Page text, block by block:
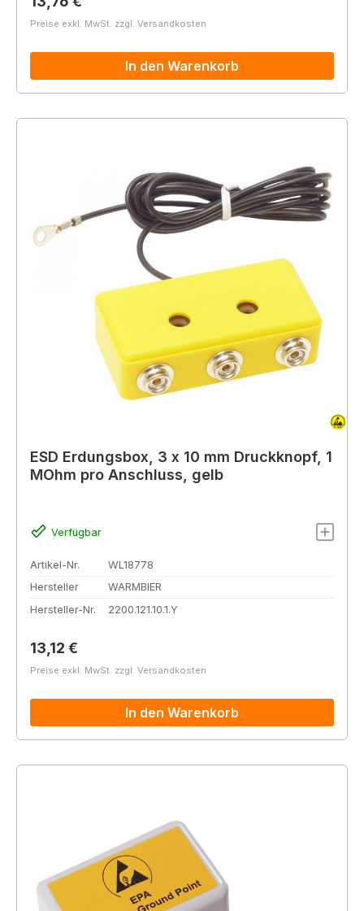
Preise exkl. MwSt. zzgl. Versandkosten
In den Warenkorb
ESD Erdungsbox, 3 x 10 mm Druckknopf, 1
MOhm pro Anschluss, gelb
Verfügbar
Artikel-Nr.
WL18778
Hersteller
WARMBIER
Hersteller-Nr.
2200.121.10.1.Y
Regulärer Preis:
13,12 €
Preise exkl. MwSt. zzgl. Versandkosten
In den Warenkorb